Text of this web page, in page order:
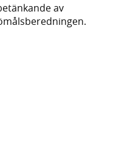
av